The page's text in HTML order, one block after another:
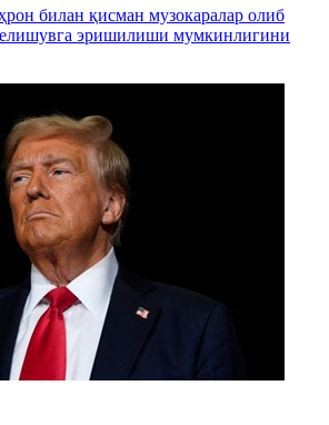
билан қисман музокаралар олиб
эришилиши мумкинлигини